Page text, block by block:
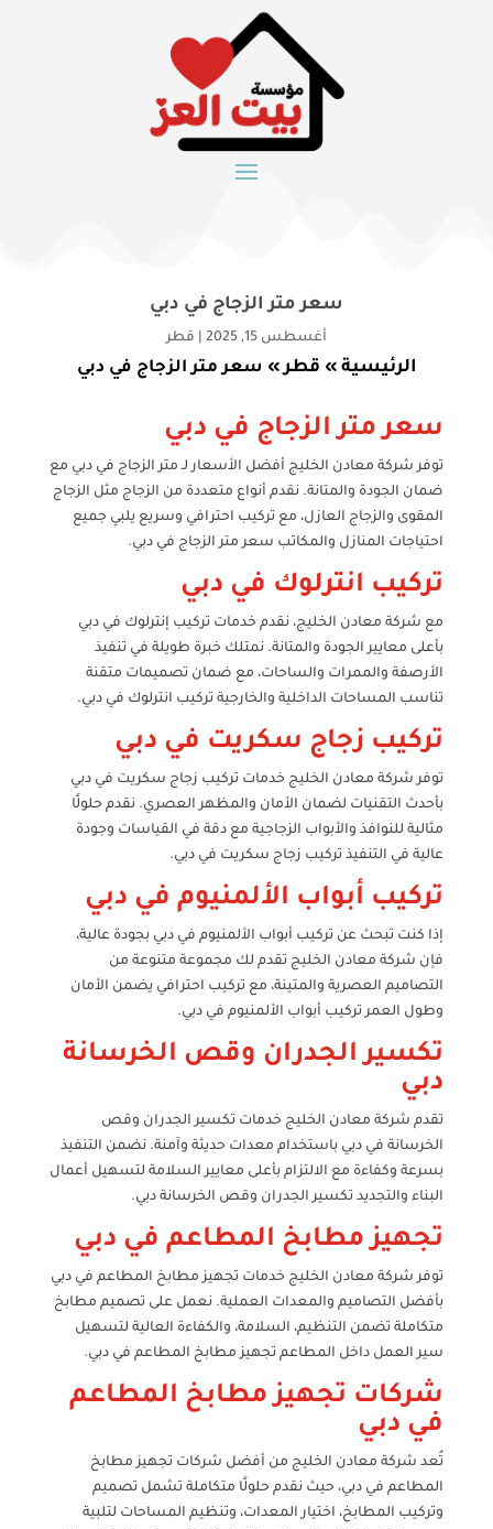
سعر متر الزجاج في دبي
أغسطس 15, 2025 قطر
الرئيسية » قطر» سعر متر الزجاج في دبي
سعر متر الزجاج في دبي
توفر شركة معادن الخليج أفضل الأسعار لـ متر الزجاج في دبي مع
ضمان الجودة والمتانة. نقدم أنواع متعددة من الزجاج مثل الزجاج
المقوى والزجاج العازل، مع تركيب احترافي وسريع يلبي جميع
احتياجات المنازل والمكاتب سعر متر الزجاج في دبي.
تركيب انترلوك في دبي
مع شركة معادن الخليج، نقدم خدمات تركيب إنترلوك في دبي
بأعلى معايير الجودة والمتانة. نمتلك خبرة طويلة في تنفيذ
الأرصفة والممرات والساحات، مع ضمان تصميمات متقنة
تناسب المساحات الداخلية والخارجية تركيب انترلوك في دبي.
تركيب زجاج سكريت في دبي
توفر شركة معادن الخليج خدمات تركيب زجاج سكريت في دبي
بأحدث التقنيات لضمان الأمان والمظهر العصري. نقدم حلولًا
مثالية للنوافذ والأبواب الزجاجية مع دقة في القياسات وجودة
عالية في التنفيذ تركيب زجاج سكريت في دبي.
تركيب أبواب الألمنيوم في دبي
إذا كنت تبحث عن تركيب أبواب الألمنيوم في دبي بجودة عالية،
فإن شركة معادن الخليج تقدم لك مجموعة متنوعة من
التصاميم العصرية والمتينة، مع تركيب احترافي يضمن الأمان
وطول العمر تركيب أبواب الألمنيوم في دبي.
تكسير الجدران وقص الخرسانة
دبي
تقدم شركة معادن الخليج خدمات تكسير الجدران وقص
الخرسانة في دبي باستخدام معدات حديثة وآمنة. نضمن التنفيذ
بسرعة وكفاءة مع الالتزام بأعلى معايير السلامة لتسهيل أعمال
البناء والتجديد تكسير الجدران وقص الخرسانة دبي.
تجهيز مطابخ المطاعم في دبي
توفر شركة معادن الخليج خدمات تجهيز مطابخ المطاعم في دبي
بأفضل التصاميم والمعدات العملية. نعمل على تصميم مطابخ
متكاملة تضمن التنظيم، السلامة، والكفاءة العالية لتسهيل
سير العمل داخل المطاعم تجهيز مطابخ المطاعم في دبي.
شركات تجهيز مطابخ المطاعم
في دبي
تُعد شركة معادن الخليج من أفضل شركات تجهيز مطابخ
المطاعم في دبي، حيث نقدم حلولًا متكاملة تشمل تصميم
وتركيب المطابخ، اختيار المعدات، وتنظيم المساحات لتلبية